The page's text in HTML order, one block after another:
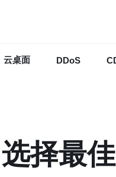
云桌面 DDoS
择最